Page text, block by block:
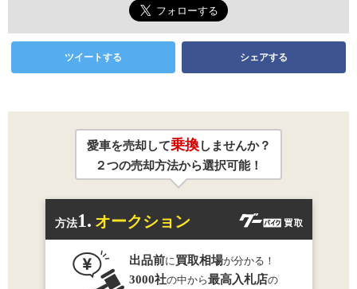
ツイートする シェアする
愛車を売却して乗換しませんか？
２つの売却方法から選択可能！
方法1. オークション
出品前に 買取相場が分かる！
3000社の中から最高入札店の